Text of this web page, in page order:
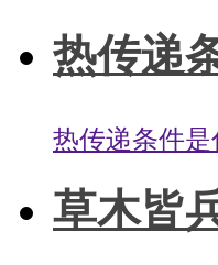
热传递
热传递条件
草木皆